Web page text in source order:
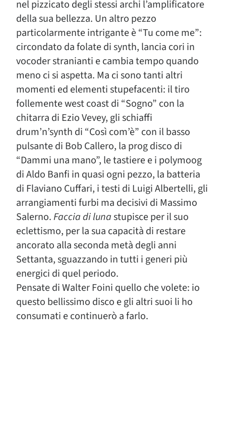
nel pizzicato degli stessi archi l’amplificatore
della sua bellezza. Un altro pezzo
particolarmente intrigante è “Tu come me”:
circondato da folate di synth, lancia cori in
vocoder stranianti e cambia tempo quando
meno ci si aspetta. Ma ci sono tanti altri
momenti ed elementi stupefacenti: il tiro
follemente west coast di “Sogno” con la
chitarra di Ezio Vevey, gli schiaffi
drum’n’synth di “Così com’è” con il basso
pulsante di Bob Callero, la prog disco di
“Dammi una mano”, le tastiere e i polymoog
di Aldo Banfi in quasi ogni pezzo, la batteria
di Flaviano Cuffari, i testi di Luigi Albertelli, gli
arrangiamenti furbi ma decisivi di Massimo
Salerno.Faccia di lunastupisce per il suo
eclettismo, per la sua capacità di restare
ancorato alla seconda metà degli anni
Settanta, sguazzando in tutti i generi più
energici di quel periodo.
Pensate di Walter Foini quello che volete: io
questo bellissimo disco e gli altri suoi li ho
consumati e continuerò a farlo.